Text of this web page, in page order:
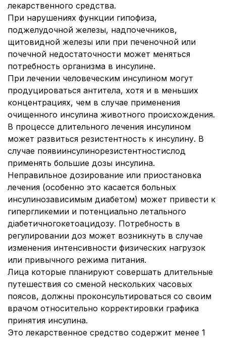
лекарственного средства.
При нарушениях функции гипофиза,
поджелудочной железы, надпочечников,
щитовидной железы или при печеночной или
почечной недостаточности может меняться
потребность организма в инсулине.
При лечении человеческим инсулином могут
продуцироваться антитела, хотя и в меньших
концентрациях, чем в случае применения
очищенного инсулина животного происхождения.
В процессе длительного лечения инсулином
может развиться резистентность к инсулину. В
случае появиинсулинорезистентностислод
применять большие дозы инсулина.
Неправильное дозирование или приостановка
лечения (особенно это касается больных
инсулинозависимым диабетом) может привести к
гипергликемии и потенциально летального
діабетичногокетоацидозу. Потребность в
регулировании доз может возникнуть в случае
изменения интенсивности физических нагрузок
или привычного режима питания.
Лица которые планируют совершать длительные
путешествия со сменой нескольких часовых
поясов, должны проконсультироваться со своим
врачом относительно корректировки графика
принятия инсулина.
Это лекарственное средство содержит менее 1